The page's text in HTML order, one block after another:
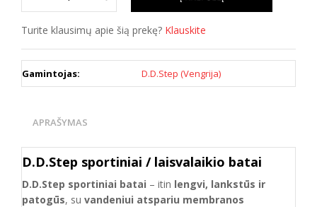
Turite klausimų apie šią prekę? Klauskite
Gamintojas: D.D.Step (Vengrija)
APRAŠYMAS
D.D.Step sportiniai / laisvalaikio batai
D.D.Step sportiniai batai – itin lengvi, lankstūs ir
patogūs, su vandeniui atspariu membranos